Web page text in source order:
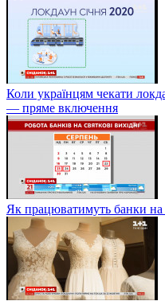
Коли українцям чекати
— пряме включення
Як працюватимуть банки на